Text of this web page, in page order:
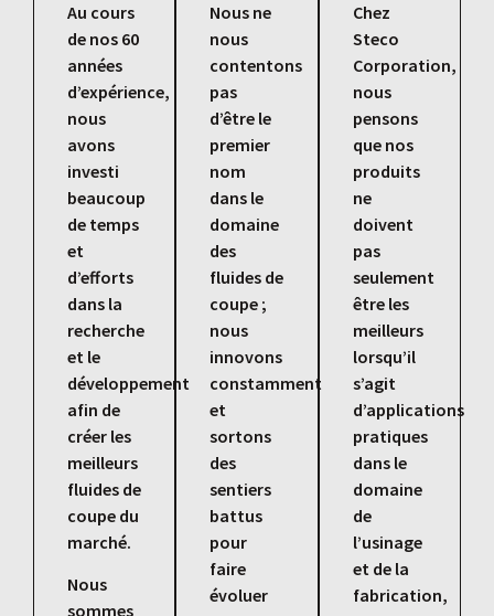
Au cours
de nos 60
années
d’expérience,
nous
avons
investi
beaucoup
de temps
et
d’efforts
dans la
recherche
et le
développement
afin de
créer les
meilleurs
fluides de
coupe du
marché.
Nous
sommes
Nous ne
nous
contentons
pas
d’être le
premier
nom
dans le
domaine
des
fluides de
coupe ;
nous
innovons
constamment
et
sortons
des
sentiers
battus
pour
faire
évoluer
Chez
Steco
Corporation,
nous
pensons
que nos
produits
ne
doivent
pas
seulement
être les
meilleurs
lorsqu’il
s’agit
d’applications
pratiques
dans le
domaine
de
l’usinage
et de la
fabrication,